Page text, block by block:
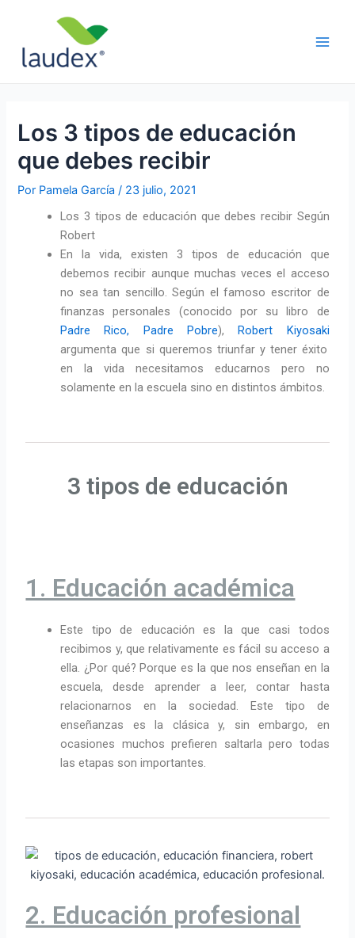
contenido
Los 3 tipos de educación
que debes recibir
Por Pamela García/ 23 julio, 2021
Los 3 tipos de educación que debes recibir Según
Robert
En la vida, existen 3 tipos de educación que
debemos recibir aunque muchas veces el acceso
no sea tan sencillo.Según el famoso escritor de
finanzas personales (conocido por su libro de
Padre Rico, Padre Pobre),Robert Kiyosaki
argumenta que si queremos triunfar y tener éxito
en la vida necesitamos educarnos pero no
solamente en la escuela sino en distintos ámbitos.
3 tipos de educación
1. Educación académica
Este tipo de educación es la que casi todos
recibimos y, que relativamente es fácil su acceso a
ella. ¿Por qué? Porque es la que nos enseñan en la
escuela, desde aprender a leer, contar hasta
relacionarnos en la sociedad. Este tipo de
enseñanzas es la clásica y, sin embargo, en
ocasiones muchos prefieren saltarla pero todas
las etapas son importantes.
2. Educación profesional
entradas